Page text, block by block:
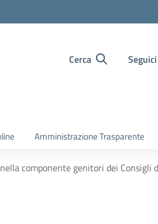
Cerca
Amministrazione Trasparente
componente genitori dei Consigli